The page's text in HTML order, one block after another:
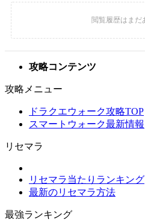
攻略コンテンツ
攻略メニュー
ドラクエウォーク攻略TOP
スマートウォーク最新情報
リセマラ
リセマラ当たりランキング
最新のリセマラ方法
最強ランキング